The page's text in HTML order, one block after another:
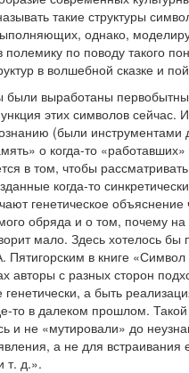
такие структуры
однако,
по поводу такого
в волшебной сказке и
были выработаны
этих символов
(были
о когда-то
в том, чтобы
когда-то
генетическое
обряда и о том, почему
мало. Здесь хотелось бы
в книге «Символ
авторы с разных сторон
генетически, а быть
то в далеком прошлом.
и не «мутировали» до
а не для встраивания
т. д.».